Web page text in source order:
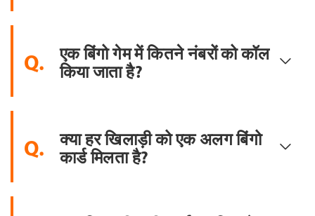
Q.
एक बिंगो गेम में कितने नंबरों को कॉल
किया जाता है?
Q.
क्या हर खिलाड़ी को एक अलग बिंगो
कार्ड मिलता है?